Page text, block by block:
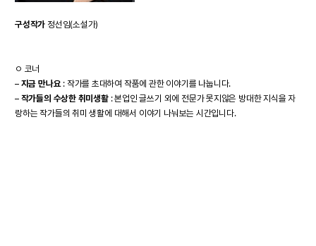
구성작가 정선임(소설가)
ㅇ 코너
– 지금 만나요 : 작가를 초대하여 작품에 관한 이야기를 나눕니다.
– 작가들의 수상한 취미생활: 본업인 글쓰기 외에 전문가 못지않은 방대한 지식을 자
랑하는 작가들의 취미 생활에 대해서 이야기 나눠보는 시간입니다.